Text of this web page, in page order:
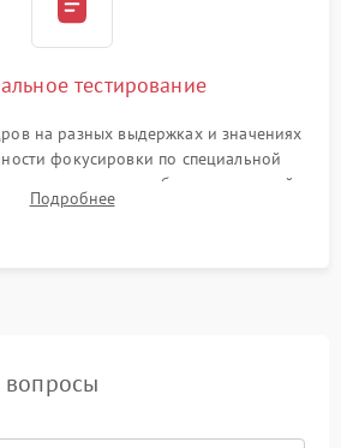
тестирование
на разных выдержках и значениях
фокусировки по специальной
на карту памяти, работы встроенной
и всех кнопок управления.
Подробнее
вопросы